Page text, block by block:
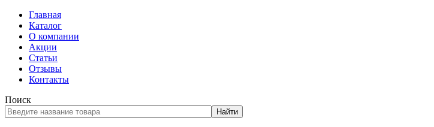
Главная
Каталог
О компании
Акции
Статьи
Отзывы
Контакты
Поиск
Найти